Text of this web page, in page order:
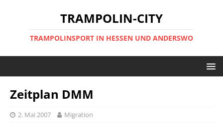
TRAMPOLIN-CITY
TRAMPOLINSPORT IN HESSEN UND ANDERSWO
Zeitplan DMM
2. Mai 2007 Migration